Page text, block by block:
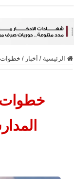
الرئيسية / أخبار / خطوات
خطوات